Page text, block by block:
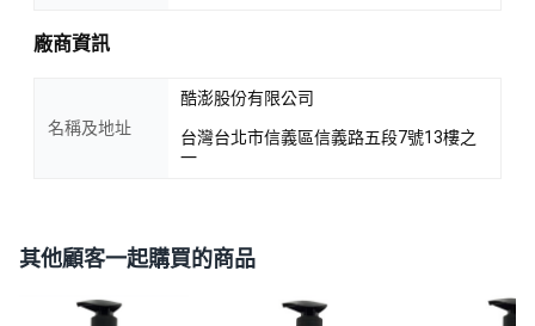
廠商資訊
名稱及地址
酷澎股份有限公司
台灣台北市信義區信義路五段7號13樓之
一
其他顧客一起購買的商品